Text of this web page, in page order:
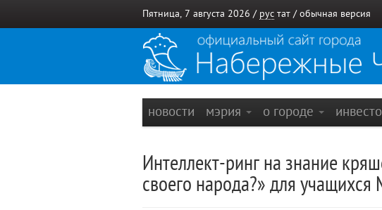
Пятница, 7 августа 2026 / рус тат / обычная версия
новости мэрия о городе
Интеллект-ринг на знание
своего народа?» для